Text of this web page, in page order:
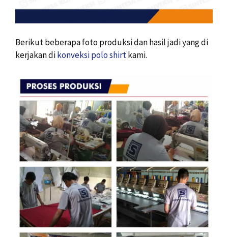
Berikut beberapa foto produksi dan hasil jadi yang di
kerjakan dikonveksi polo shirtkami.